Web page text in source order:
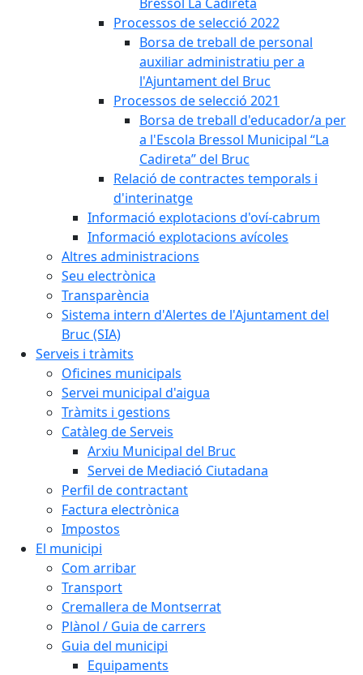
Processos de selecció 2022
Borsa de treball de personal
auxiliar administratiu per a
l'Ajuntament del Bruc
Processos de selecció 2021
Borsa de treball d'educador/a per
a l'Escola Bressol Municipal “La
Cadireta” del Bruc
Relació de contractes temporals i
d'interinatge
Informació explotacions d'oví-cabrum
Informació explotacions avícoles
Altres administracions
Seu electrònica
Transparència
Sistema intern d'Alertes de l'Ajuntament del
Bruc (SIA)
Serveis i tràmits
Oficines municipals
Servei municipal d'aigua
Tràmits i gestions
Catàleg de Serveis
Arxiu Municipal del Bruc
Servei de Mediació Ciutadana
Perfil de contractant
Factura electrònica
Impostos
El municipi
Com arribar
Transport
Cremallera de Montserrat
Plànol / Guia de carrers
Guia del municipi
Equipaments